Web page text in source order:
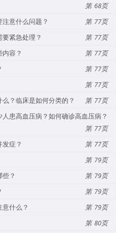
68
注意什么问题？
77
要紧急处理？
77
内容？
77
77
77
么？临床是如何分类的？
77
患高血压病？如何确诊高血压病？
77
发症？
77
79
些？
79
79
意什么？
79
80